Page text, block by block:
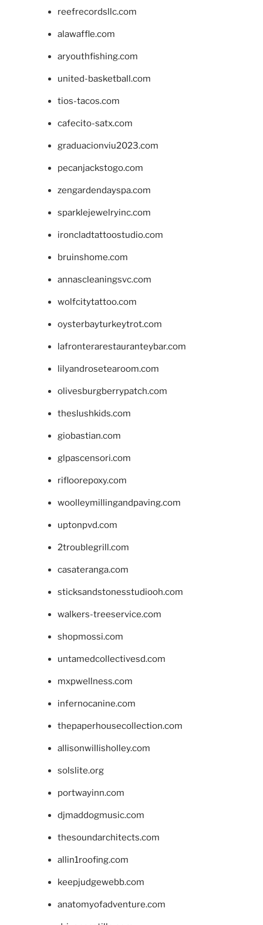
reefrecordsllc.com
alawaffle.com
aryouthfishing.com
united-basketball.com
tios-tacos.com
cafecito-satx.com
graduacionviu2023.com
pecanjackstogo.com
zengardendayspa.com
sparklejewelryinc.com
ironcladtattoostudio.com
bruinshome.com
annascleaningsvc.com
wolfcitytattoo.com
oysterbayturkeytrot.com
lafronterarestauranteybar.com
lilyandrosetearoom.com
olivesburgberrypatch.com
theslushkids.com
giobastian.com
glpascensori.com
rifloorepoxy.com
woolleymillingandpaving.com
uptonpvd.com
2troublegrill.com
casateranga.com
sticksandstonesstudiooh.com
walkers-treeservice.com
shopmossi.com
untamedcollectivesd.com
mxpwellness.com
infernocanine.com
thepaperhousecollection.com
allisonwillisholley.com
solslite.org
portwayinn.com
djmaddogmusic.com
thesoundarchitects.com
allin1roofing.com
keepjudgewebb.com
anatomyofadventure.com